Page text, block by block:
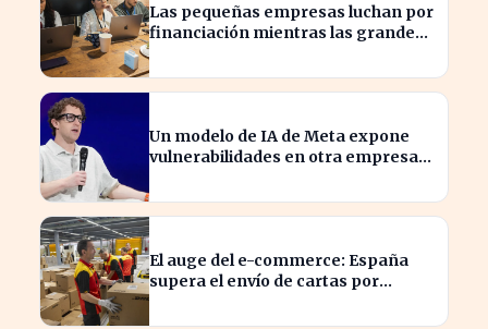
Las pequeñas empresas luchan por
financiación mientras las grandes
Un modelo de IA de Meta expone
vulnerabilidades en otra empresa
El auge del e-commerce: España
supera el envío de cartas por